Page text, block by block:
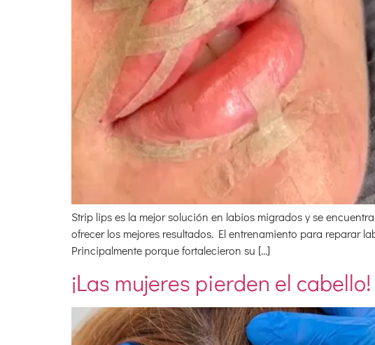
Strip lips es la mejor solución en labios migrados y se
ofrecer los mejores resultados. El entrenamiento para reparar
Principalmente porque fortalecieron su […]
¡Las mujeres pierden el